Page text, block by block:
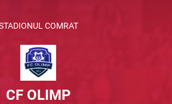
COMRAT
CF OLIMP